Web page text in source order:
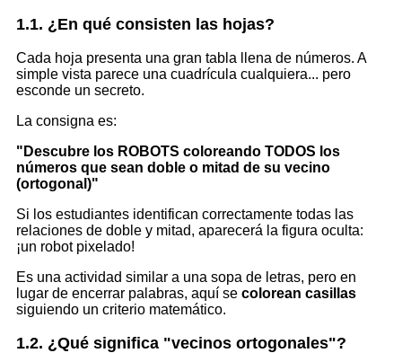
1.1. ¿En qué consisten las hojas?
Cada hoja presenta una gran tabla llena de números. A
simple vista parece una cuadrícula cualquiera... pero
esconde un secreto.
La consigna es:
"Descubre los ROBOTS coloreando TODOS los
números que sean doble o mitad de su vecino
(ortogonal)"
Si los estudiantes identifican correctamente todas las
relaciones de doble y mitad, aparecerá la figura oculta:
¡un robot pixelado!
Es una actividad similar a una sopa de letras, pero en
lugar de encerrar palabras, aquí se colorean casillas
siguiendo un criterio matemático.
1.2. ¿Qué significa "vecinos ortogonales"?